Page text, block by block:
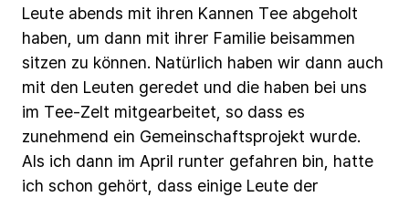
Leute abends mit ihren Kannen Tee abgeholt
haben, um dann mit ihrer Familie beisammen
sitzen zu können. Natürlich haben wir dann auch
mit den Leuten geredet und die haben bei uns
im Tee-Zelt mitgearbeitet, so dass es
zunehmend ein Gemeinschaftsprojekt wurde.
Als ich dann im April runter gefahren bin, hatte
ich schon gehört, dass einige Leute der